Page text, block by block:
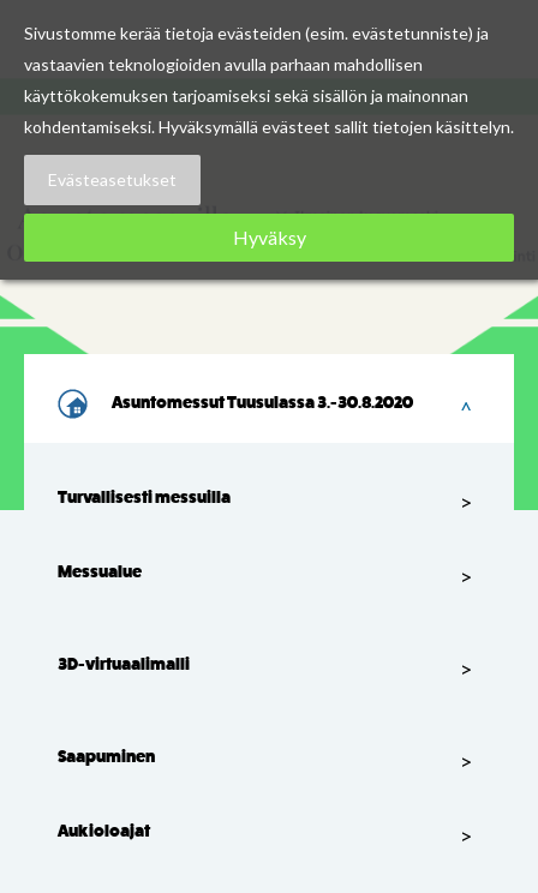
Skip
Asuntomessut Tuusulassa 3.-30.8.2020
Turvallisesti messuilla
Messualue
3D-virtuaalimalli
Saapuminen
Aukioloajat
Sivustomme kerää tietoja evästeiden (esim. evästetunniste) ja
vastaavien teknologioiden avulla parhaan mahdollisen
käyttökokemuksen tarjoamiseksi sekä sisällön ja mainonnan
kohdentamiseksi. Hyväksymällä evästeet sallit tietojen käsittelyn.
Evästeasetukset
Hyväksy